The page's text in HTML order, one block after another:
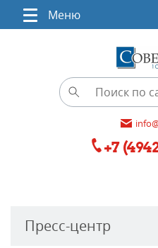
Меню
+7
Пресс-центр